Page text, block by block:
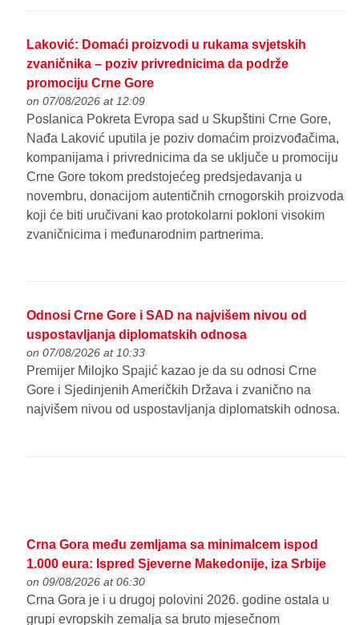
Laković: Domaći proizvodi u rukama svjetskih
zvaničnika – poziv privrednicima da podrže
promociju Crne Gore
on 07/08/2026 at 12:09
Poslanica Pokreta Evropa sad u Skupštini Crne Gore,
Nađa Laković uputila je poziv domaćim proizvođačima,
kompanijama i privrednicima da se uključe u promociju
Crne Gore tokom predstojećeg predsjedavanja u
novembru, donacijom autentičnih crnogorskih proizvoda
koji će biti uručivani kao protokolarni pokloni visokim
zvaničnicima i međunarodnim partnerima.
Odnosi Crne Gore i SAD na najvišem nivou od
uspostavljanja diplomatskih odnosa
on 07/08/2026 at 10:33
Premijer Milojko Spajić kazao je da su odnosi Crne
Gore i Sjedinjenih Američkih Država i zvanično na
najvišem nivou od uspostavljanja diplomatskih odnosa.
Crna Gora među zemljama sa minimalcem ispod
1.000 eura: Ispred Sjeverne Makedonije, iza Srbije
on 09/08/2026 at 06:30
Crna Gora je i u drugoj polovini 2026. godine ostala u
grupi evropskih zemalja sa bruto mjesečnom